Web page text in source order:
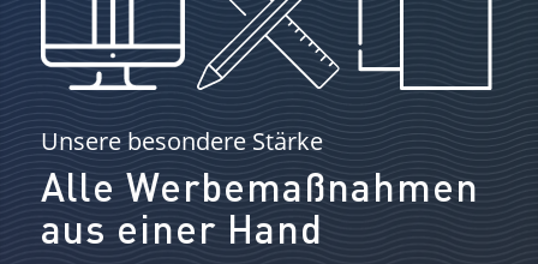
Unsere besondere Stärke
Alle Werbemaßnahmen
aus einer Hand